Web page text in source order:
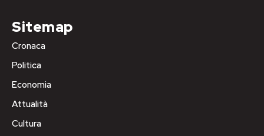
Sitemap
Cronaca
Politica
Economia
Attualità
Cultura